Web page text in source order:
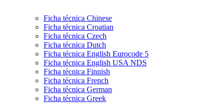
Ficha técnica Chinese
Ficha técnica Croatian
Ficha técnica Czech
Ficha técnica Dutch
Ficha técnica English Eurocode 5
Ficha técnica English USA NDS
Ficha técnica Finnish
Ficha técnica French
Ficha técnica German
Ficha técnica Greek